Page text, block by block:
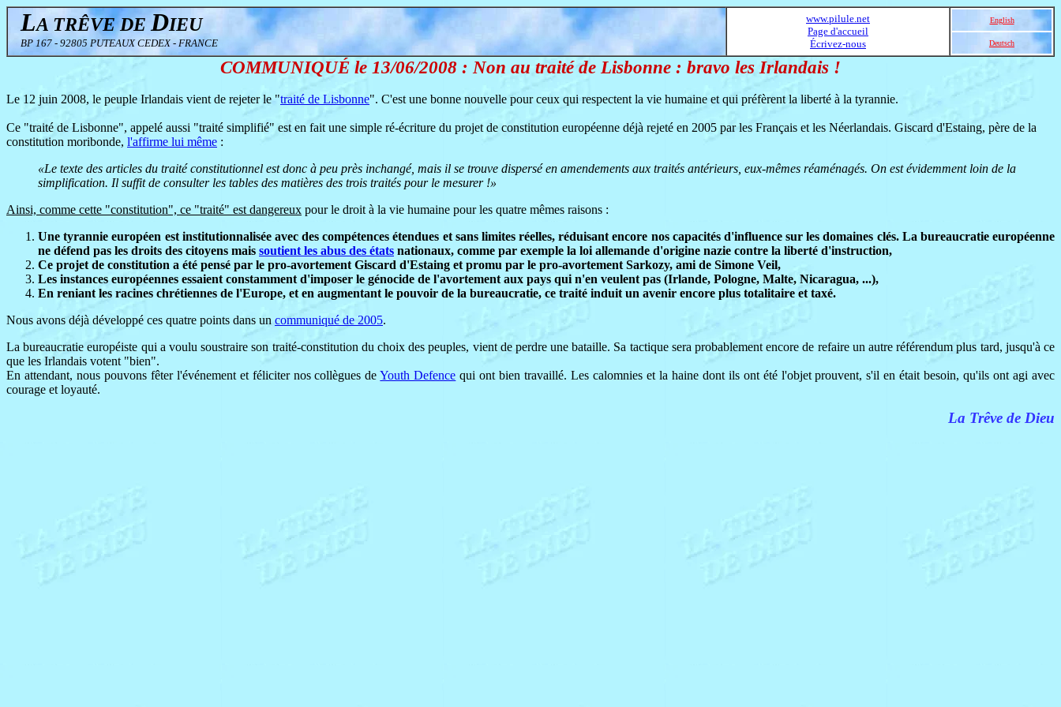
LA TRÊVE DE DIEU
BP 167 - 92805 PUTEAUX CEDEX - FRANCE
www.pilule.net
Page d'accueil
Écrivez-nous
English
Deutsch
COMMUNIQUÉ le 13/06/2008 : Non au traité de Lisbonne : bravo les Irlandais !
Le 12 juin 2008, le peuple Irlandais vient de rejeter le "traité de Lisbonne". C'est une bonne nouvelle pour ceux qui respectent la vie humaine et qui préfèrent la liberté à la tyrannie.
Ce "traité de Lisbonne", appelé aussi "traité simplifié" est en fait une simple ré-écriture du projet de constitution européenne déjà rejeté en 2005 par les Français et les Néerlandais. Giscard d'Estaing, père de la
constitution moribonde, l'affirme lui même :
«Le texte des articles du traité constitutionnel est donc à peu près inchangé, mais il se trouve dispersé en amendements aux traités antérieurs, eux-mêmes réaménagés. On est évidemment loin de la
simplification. Il suffit de consulter les tables des matières des trois traités pour le mesurer !»
Ainsi, comme cette "constitution", ce "traité" est dangereux pour le droit à la vie humaine pour les quatre mêmes raisons :
Une tyrannie européen est institutionnalisée avec des compétences étendues et sans limites réelles, réduisant encore nos capacités d'influence sur les domaines clés. La bureaucratie européenne
ne défend pas les droits des citoyens mais soutient les abus des états nationaux, comme par exemple la loi allemande d'origine nazie contre la liberté d'instruction,
Ce projet de constitution a été pensé par le pro-avortement Giscard d'Estaing et promu par le pro-avortement Sarkozy, ami de Simone Veil,
Les instances européennes essaient constamment d'imposer le génocide de l'avortement aux pays qui n'en veulent pas (Irlande, Pologne, Malte, Nicaragua, ...),
En reniant les racines chrétiennes de l'Europe, et en augmentant le pouvoir de la bureaucratie, ce traité induit un avenir encore plus totalitaire et taxé.
Nous avons déjà développé ces quatre points dans un communiqué de 2005.
La bureaucratie européiste qui a voulu soustraire son traité-constitution du choix des peuples, vient de perdre une bataille. Sa tactique sera probablement encore de refaire un autre référendum plus tard, jusqu'à ce
que les Irlandais votent "bien".
En attendant, nous pouvons fêter l'événement et féliciter nos collègues deYouth Defence qui ont bien travaillé. Les calomnies et la haine dont ils ont été l'objet prouvent, s'il en était besoin, qu'ils ont agi avec
courage et loyauté.
La Trêve de Dieu